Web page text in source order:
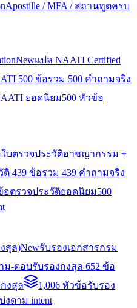
Apostille / MFA / สถานทูตครบ
Newแปล NAATI Certified
500 ข้อรวม 500 คำถามจริง
ยอดนิยม500 หัวข้อ
บตรวจประวัติอาชญากรรม +
439 ข้อรวม 439 คำถามจริง
อตรวจประวัติยอดนิยม500
สุล)Newรับรองเอกสารกรม
ม-ตอบรับรองกงสุล 652 ข้อ
งสุล
1,006 หัวข้อรับรอง
งตาม intent